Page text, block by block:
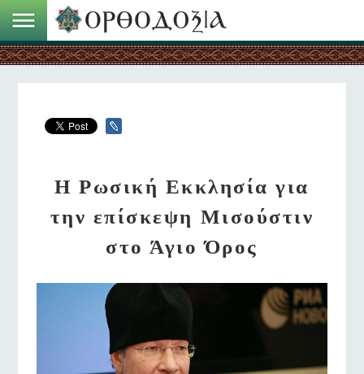
Η Ρωσική Εκκλησία για
την επίσκεψη Μισούστιν
στο Άγιο Όρος